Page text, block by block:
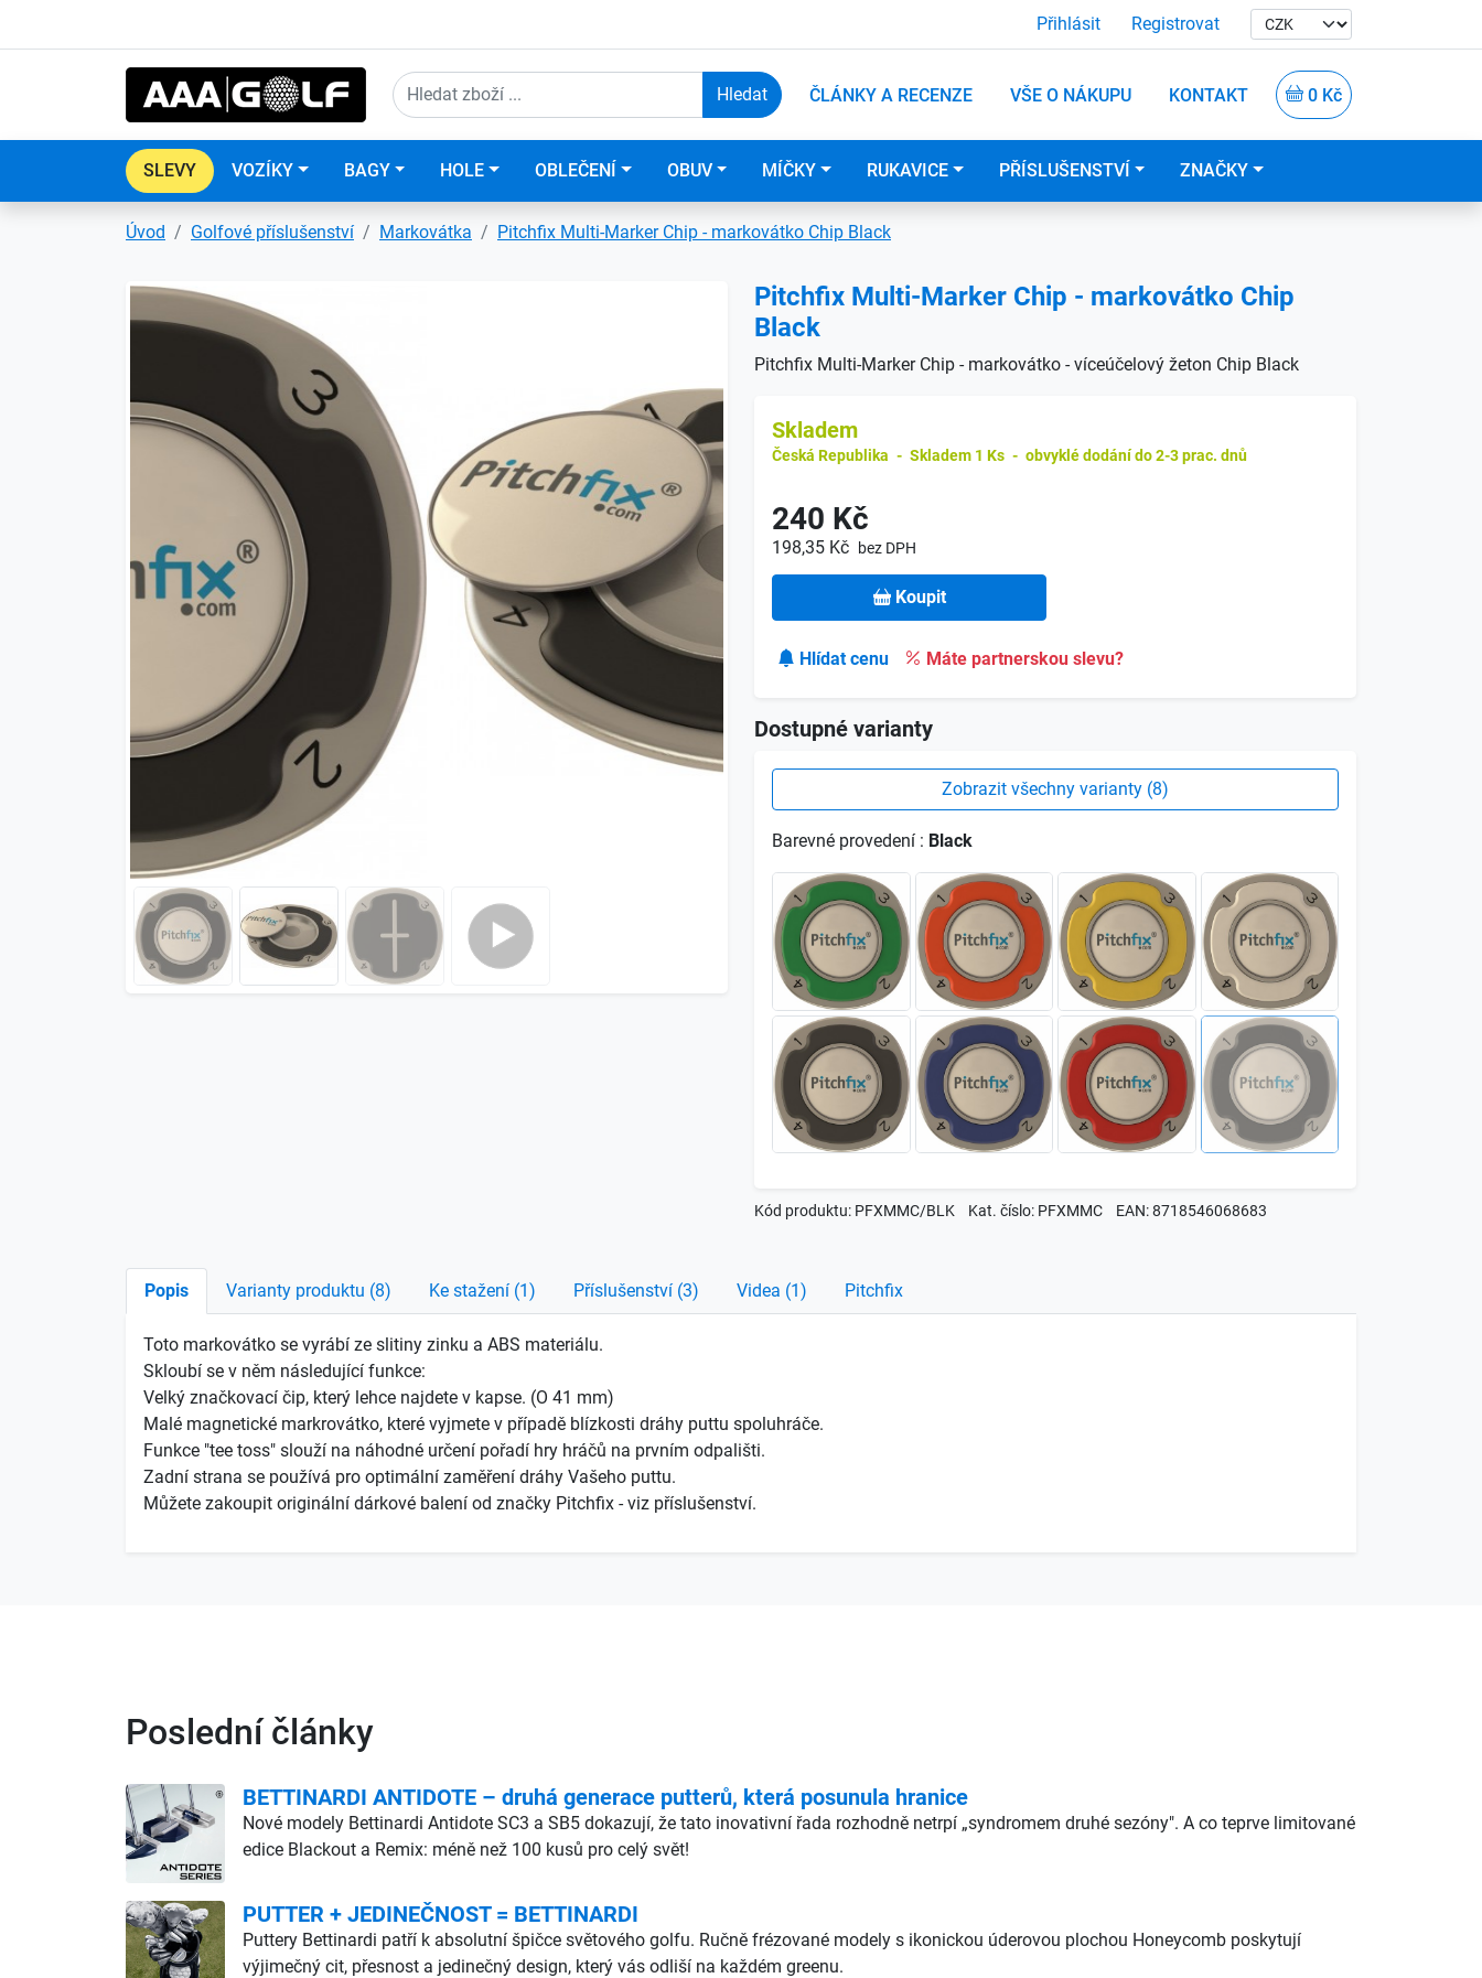
Přihlásit Registrovat
ČLÁNKY A RECENZE VŠE O NÁKUPU KONTAKT 0 Kč
SLEVY VOZÍKY BAGY HOLE OBLEČENÍ OBUV MÍČKY RUKAVICE PŘÍSLUŠENSTVÍ ZNAČKY
Úvod Golfové příslušenství Markovátka Pitchfix Multi-Marker Chip - markovátko Chip Black
Pitchfix Multi-Marker Chip - markovátko Chip
Black
Pitchfix Multi-Marker Chip - markovátko - víceúčelový žeton Chip Black
Skladem
Česká Republika - Skladem 1 Ks - obvyklé dodání do 2-3 prac. dnů
240 Kč
198,35 Kč bez DPH
Koupit
Hlídat cenu Máte partnerskou slevu?
Dostupné varianty
Zobrazit všechny varianty (8)
Barevné provedení : Black
Kód produktu: PFXMMC/BLK Kat. číslo: PFXMMC EAN: 8718546068683
Popis Varianty produktu (8) Ke stažení (1) Příslušenství (3) Videa (1) Pitchfix
Toto markovátko se vyrábí ze slitiny zinku a ABS materiálu.
Skloubí se v něm následující funkce:
Velký značkovací čip, který lehce najdete v kapse. (O 41 mm)
Malé magnetické markrovátko, které vyjmete v případě blízkosti dráhy puttu spoluhráče.
Funkce "tee toss" slouží na náhodné určení pořadí hry hráčů na prvním odpališti.
Zadní strana se používá pro optimální zaměření dráhy Vašeho puttu.
Můžete zakoupit originální dárkové balení od značky Pitchfix - viz příslušenství.
Poslední články
BETTINARDI ANTIDOTE – druhá generace putterů, která posunula hranice
Nové modely Bettinardi Antidote SC3 a SB5 dokazují, že tato inovativní řada rozhodně netrpí „syndromem druhé sezóny". A co teprve limitované
edice Blackout a Remix: méně než 100 kusů pro celý svět!
PUTTER + JEDINEČNOST = BETTINARDI
Puttery Bettinardi patří k absolutní špičce světového golfu. Ručně frézované modely s ikonickou úderovou plochou Honeycomb poskytují
výjimečný cit, přesnost a jedinečný design, který vás odliší na každém greenu.